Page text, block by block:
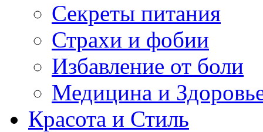
Секреты питания
Страхи и фобии
Избавление от боли
Медицина и
Красота и Стиль